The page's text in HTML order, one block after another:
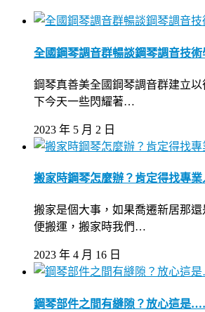
全國鋼琴調音群暢談鋼琴調音技
鋼琴真善美全國鋼琴調音群建立
下今天一些閃耀著…
2023 年 5 月 2 日
搬家時鋼琴怎麼辦？肯定得找專業
搬家是個大事，如果喬遷新居那
便搬運，搬家時我們…
2023 年 4 月 16 日
鋼琴部件之間有縫隙？放心這是